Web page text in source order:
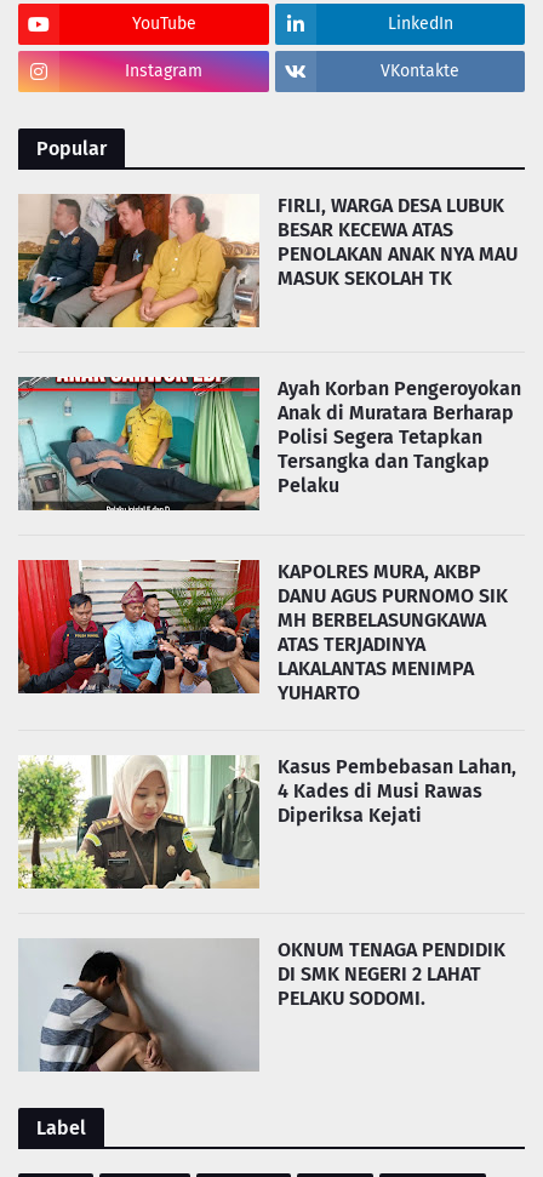
YouTube LinkedIn
Instagram VKontakte
Popular
FIRLI, WARGA DESA LUBUK
BESAR KECEWA ATAS
PENOLAKAN ANAK NYA MAU
MASUK SEKOLAH TK
Ayah Korban Pengeroyokan
Anak di Muratara Berharap
Polisi Segera Tetapkan
Tersangka dan Tangkap
Pelaku
KAPOLRES MURA, AKBP
DANU AGUS PURNOMO SIK
MH BERBELASUNGKAWA
ATAS TERJADINYA
LAKALANTAS MENIMPA
YUHARTO
Kasus Pembebasan Lahan,
4 Kades di Musi Rawas
Diperiksa Kejati
OKNUM TENAGA PENDIDIK
DI SMK NEGERI 2 LAHAT
PELAKU SODOMI.
Label